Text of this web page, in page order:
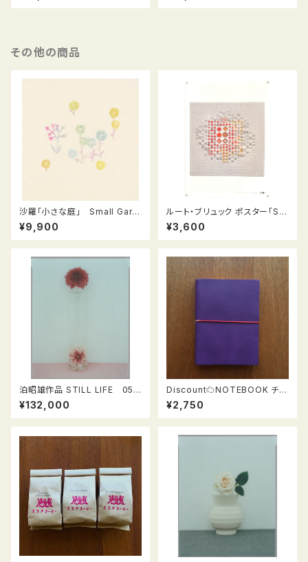
その他の商品
沙羅「小さな庭」 Small Gard
en シリーズ (S-13)
¥9,900
ルート・ブリュック ポスター「Sui
stamo（スイスタモ）」
¥3,600
泊昭雄作品 STILL LIFE 05
DAHLIA（ダリア）
¥132,000
Discount☁NOTEBOOK チア
ッククラシック（紫）CIAK CLAS
SIC (VIOLET)
¥2,750